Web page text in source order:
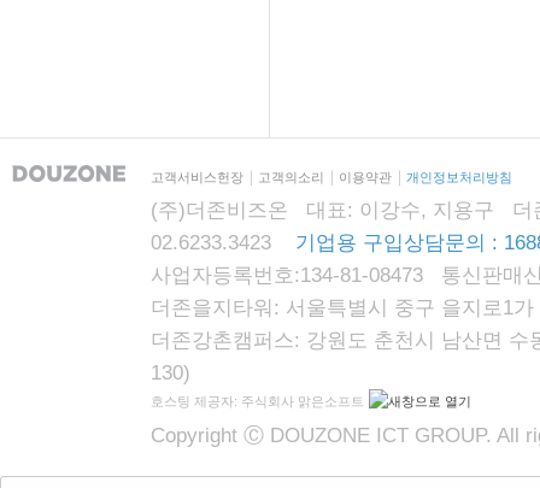
고객서비스헌장 고객의소리 이용약관 개인정보처리방침
(주)더존비즈온 대표: 이강수, 지용구 더
02.6233.3423 기업용 구입상담문의 :
사업자등록번호:134-81-08473 통신판매
더존을지타워: 서울특별시 중구 을지로1
더존강촌캠퍼스: 강원도 춘천시 남산면
130)
호스팅 제공자: 주식회사 맑은소프트
Copyright Ⓒ DOUZONE ICT GROUP. All